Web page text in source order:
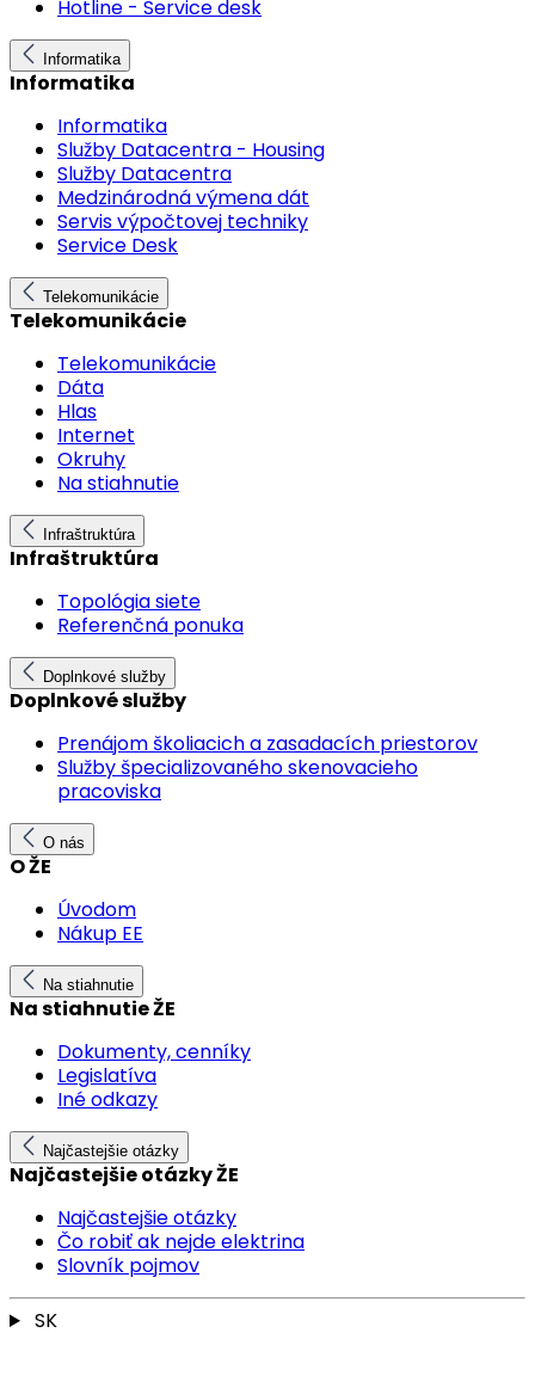
Hotline - Service desk
Informatika
Informatika
Informatika
Služby Datacentra - Housing
Služby Datacentra
Medzinárodná výmena dát
Servis výpočtovej techniky
Service Desk
Telekomunikácie
Telekomunikácie
Telekomunikácie
Dáta
Hlas
Internet
Okruhy
Na stiahnutie
Infraštruktúra
Infraštruktúra
Topológia siete
Referenčná ponuka
Doplnkové služby
Doplnkové služby
Prenájom školiacich a zasadacích priestorov
Služby špecializovaného skenovacieho
pracoviska
O nás
O ŽE
Úvodom
Nákup EE
Na stiahnutie
Na stiahnutie ŽE
Dokumenty, cenníky
Legislatíva
Iné odkazy
Najčastejšie otázky
Najčastejšie otázky ŽE
Najčastejšie otázky
Čo robiť ak nejde elektrina
Slovník pojmov
SK